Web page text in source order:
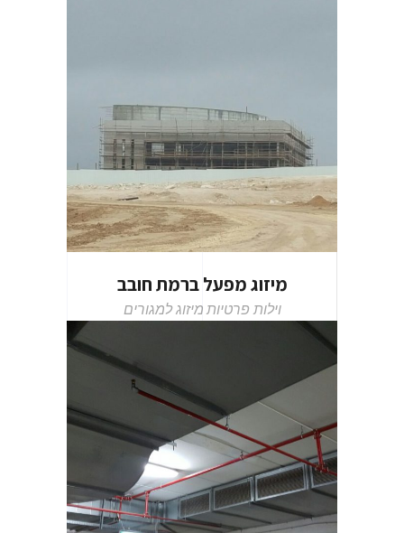
מיזוג מפעל ברמת חובב
וילות פרטיות מיזוג למגורים